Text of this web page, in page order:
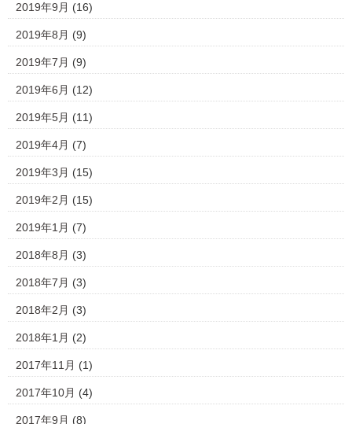
2019年9月 (16)
2019年8月 (9)
2019年7月 (9)
2019年6月 (12)
2019年5月 (11)
2019年4月 (7)
2019年3月 (15)
2019年2月 (15)
2019年1月 (7)
2018年8月 (3)
2018年7月 (3)
2018年2月 (3)
2018年1月 (2)
2017年11月 (1)
2017年10月 (4)
2017年9月 (8)